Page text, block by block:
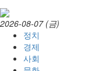
2026-08-07 (금)
정치
경제
사회